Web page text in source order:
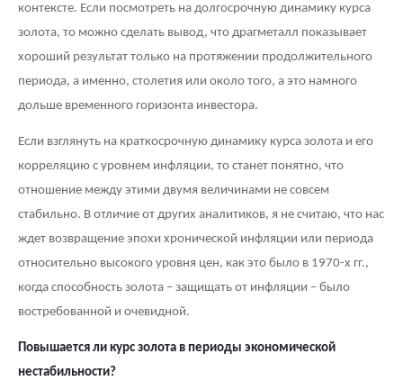
контексте. Если посмотреть на долгосрочную динамику курса
золота, то можно сделать вывод, что драгметалл показывает
хороший результат только на протяжении продолжительного
периода, а именно, столетия или около того, а это намного
дольше временного горизонта инвестора.
Если взглянуть на краткосрочную динамику курса золота и его
корреляцию с уровнем инфляции, то станет понятно, что
отношение между этими двумя величинами не совсем
стабильно. В отличие от других аналитиков, я не считаю, что нас
ждет возвращение эпохи хронической инфляции или периода
относительно высокого уровня цен, как это было в 1970-х гг.,
когда способность золота – защищать от инфляции – было
востребованной и очевидной.
Повышается ли курс золота в периоды экономической
нестабильности?